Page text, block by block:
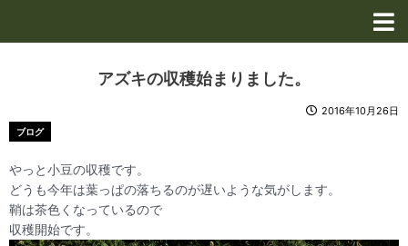
アズキの収穫始まりました。
2016年10月26日
ブログ
やっと小豆の収穫です。
どうも今年は葉っぱの落ちるのが遅いような気がします。
鞘は茶色くなっているので
収穫開始です。